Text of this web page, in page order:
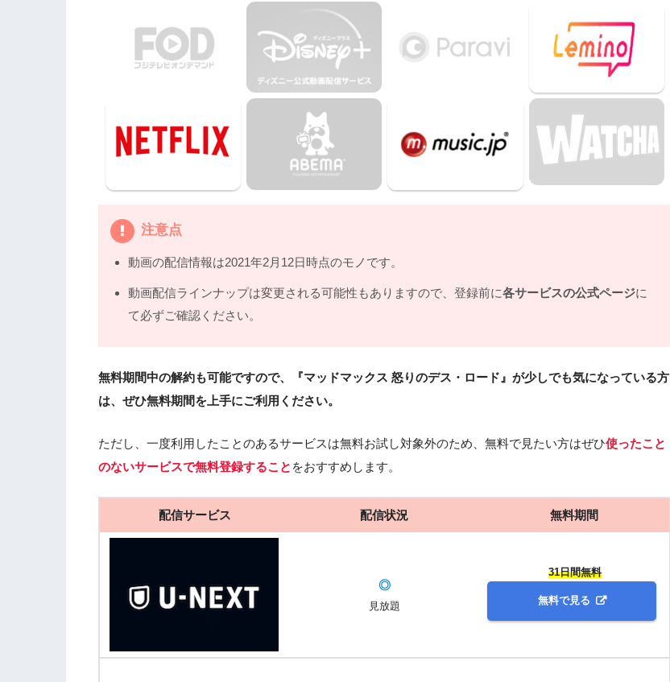
注意点
動画の配信情報は2021年2月12日時点のモノです。
動画配信ラインナップは変更される可能性もありますので、登録前に各サービスの公式ページに
て必ずご確認ください。
無料期間中の解約も可能ですので、『マッドマックス 怒りのデス・ロード』が少しでも気になっている方
は、ぜひ無料期間を上手にご利用ください。
ただし、一度利用したことのあるサービスは無料お試し対象外のため、無料で見たい方はぜひ使ったこと
のないサービスで無料登録すること をおすすめします。
配信サービス 配信状況 無料期間
◎
見放題
31日間無料
無料で見る